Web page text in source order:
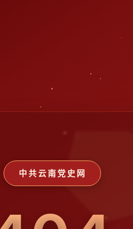
中共云南党史网